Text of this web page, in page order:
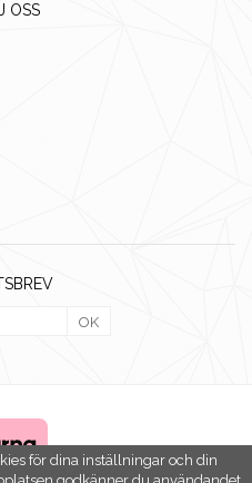
OSS
OK
för dina inställningar och din